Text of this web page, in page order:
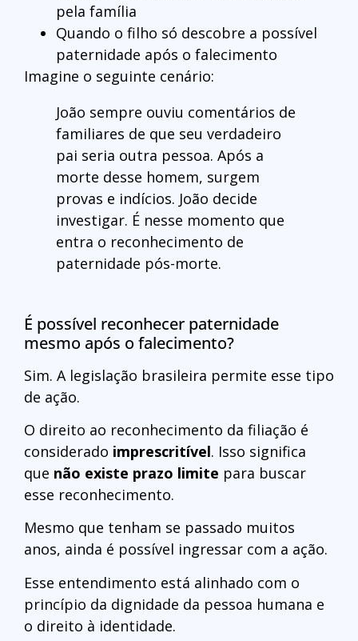
pela família
Quando o filho só descobre a possível
paternidade após o falecimento
Imagine o seguinte cenário:
João sempre ouviu comentários de
familiares de que seu verdadeiro
pai seria outra pessoa. Após a
morte desse homem, surgem
provas e indícios. João decide
investigar. É nesse momento que
entra o reconhecimento de
paternidade pós-morte.
É possível reconhecer paternidade
mesmo após o falecimento?
Sim. A legislação brasileira permite esse tipo
de ação.
O direito ao reconhecimento da filiação é
considerado imprescritível. Isso significa
que não existe prazo limite para buscar
esse reconhecimento.
Mesmo que tenham se passado muitos
anos, ainda é possível ingressar com a ação.
Esse entendimento está alinhado com o
princípio da dignidade da pessoa humana e
o direito à identidade.